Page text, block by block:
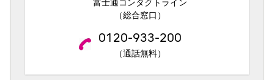
富士通コンタクトライン
（総合窓口）
0120-933-200
（通話無料）